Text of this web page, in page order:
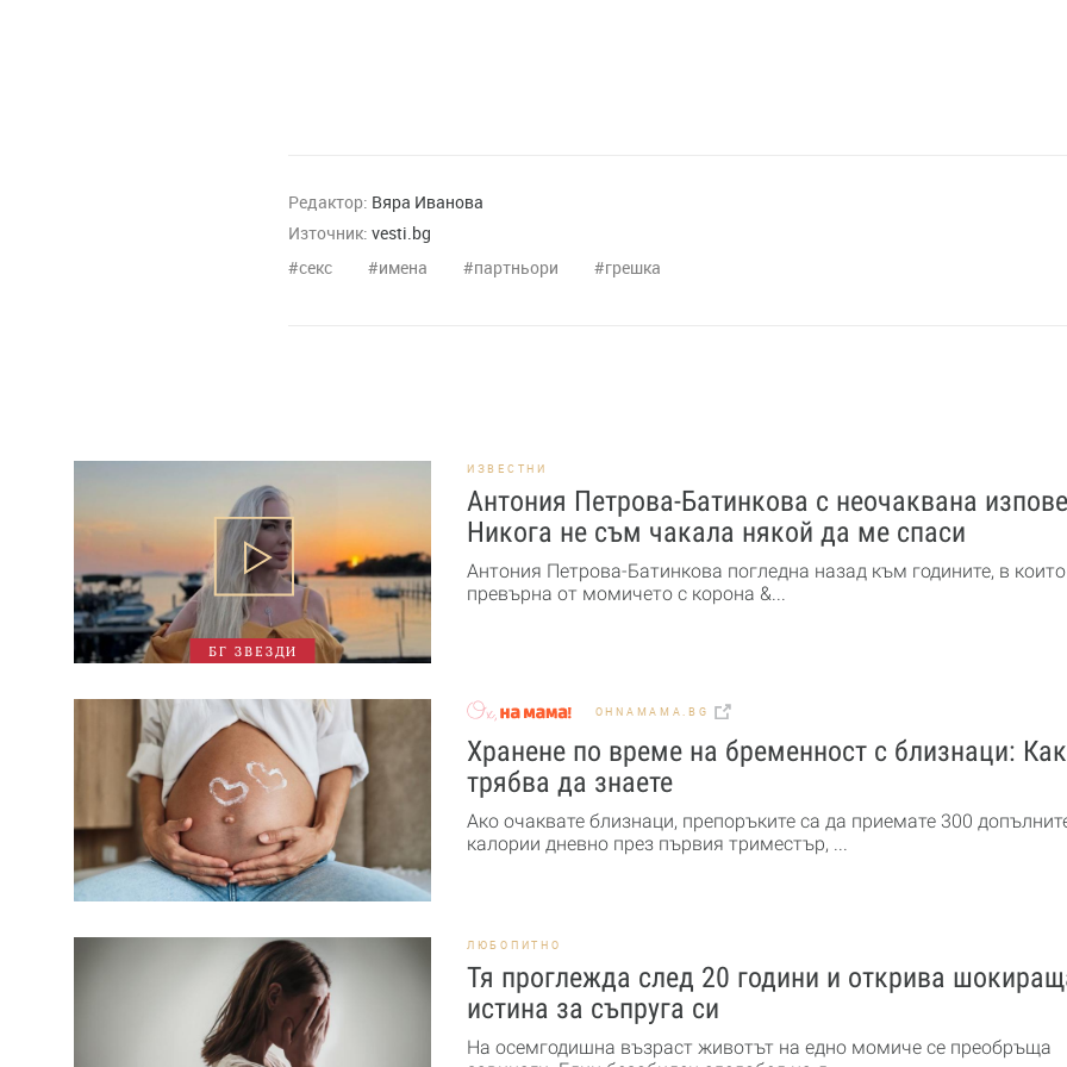
Редактор: Вяра Иванова
Източник: vesti.bg
секс
имена партньори грешка
БГ ЗВЕЗДИ
ИЗВЕСТНИ
Антония Петрова-Батинкова с неочаквана
Никога не съм чакала някой да ме спаси
Антония Петрова-Батинкова погледна назад към годините, в
превърна от момичето с корона &...
OHNAMAMA.BG
Хранене по време на бременност с близнаци:
трябва да знаете
Ако очаквате близнаци, препоръките са да приемате 300
калории дневно през първия триместър, ...
ЛЮБОПИТНО
Тя проглежда след 20 години и открива
истина за съпруга си
На осемгодишна възраст животът на едно момиче се преобръща